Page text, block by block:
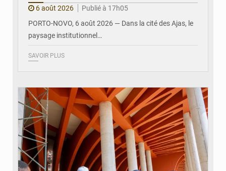
6 août 2026
Publié à 17h05
PORTO-NOVO, 6 août 2026 — Dans la cité des Ajas, le
paysage institutionnel…
SAVOIR PLUS